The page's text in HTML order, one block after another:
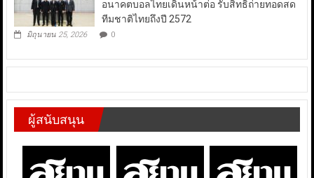
อนาคตบอลไทยเดินหน้าต่อ รับสิทธิ์ถ่ายทอดสด
ทีมชาติไทยถึงปี 2572
มิถุนายน 25, 2026 0
ผู้สนับสนุน